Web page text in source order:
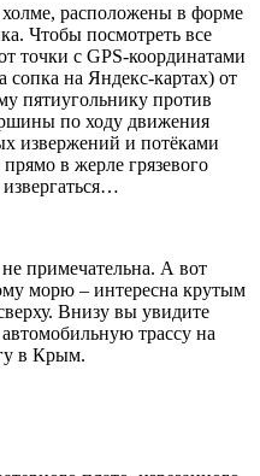
расположены в форме
Чтобы посмотреть все
точки с GPS-координатами
сопка на Яндекс-картах) от
пятиугольнику против
по ходу движения
извержений и потёками
в жерле грязевого
примечательна. А вот
морю – интересна крутым
Внизу вы увидите
трассу на
в Крым.